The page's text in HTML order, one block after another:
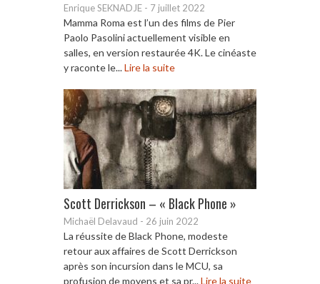
Enrique SEKNADJE - 7 juillet 2022
Mamma Roma est l’un des films de Pier
Paolo Pasolini actuellement visible en
salles, en version restaurée 4K. Le cinéaste
y raconte le...Lire la suite
Scott Derrickson – « Black Phone »
Michaël Delavaud - 26 juin 2022
La réussite de Black Phone, modeste
retour aux affaires de Scott Derrickson
après son incursion dans le MCU, sa
profusion de moyens et sa pr...Lire la suite